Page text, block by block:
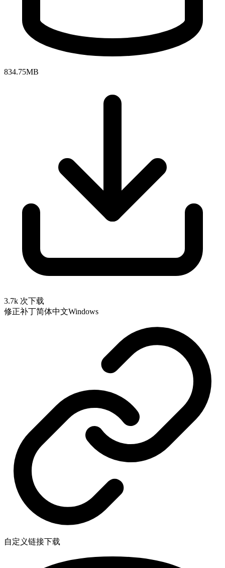
834.75MB
3.7k 次下载
修正补丁简体中文Windows
自定义链接下载